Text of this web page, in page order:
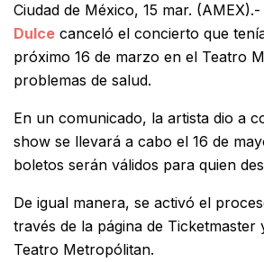
Ciudad de México, 15 mar.
Dulce canceló el concierto que
próximo 16 de marzo en el Teatro
problemas de salud.
En un comunicado, la artista dio a
show se llevará a cabo el 16 de
boletos serán válidos para quien
De igual manera, se activó el
través de la página de Ticketmaster
Teatro Metropólitan.